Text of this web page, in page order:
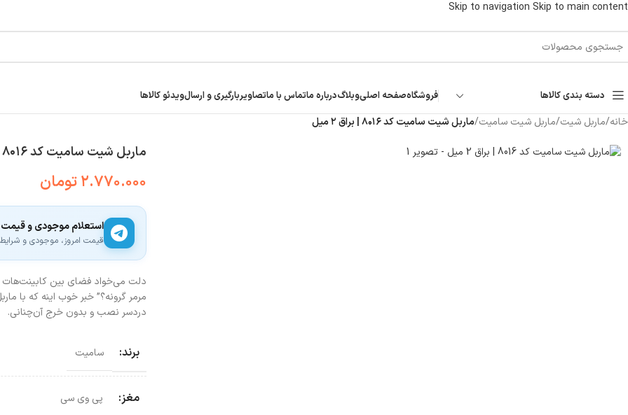
Skip to navigation Skip to main content
دسته بندی کالاها فروشگاهصفحه اصلیوبلاگدرباره ماتماس با ماتصاویربارگیری و ارسالویدئو کالاها
خانه/ماربل شیت/ماربل شیت سامیت/ماربل شیت سامیت کد ۸۰۱۶ | براق ۲ میل
ماربل شیت سامیت کد ۸۰۱۶ | براق ۲ میل
۲.۷۷۰.۰۰۰تومان
استعلام موجودی و قیمت
قیمت امروز، موجودی و شرایط
دلت می‌خواد فضای بین کابینت‌هات
دردسر نصب و بدون خرج آن‌چنانی.
برند: سامیت
مغز: پی وی سی